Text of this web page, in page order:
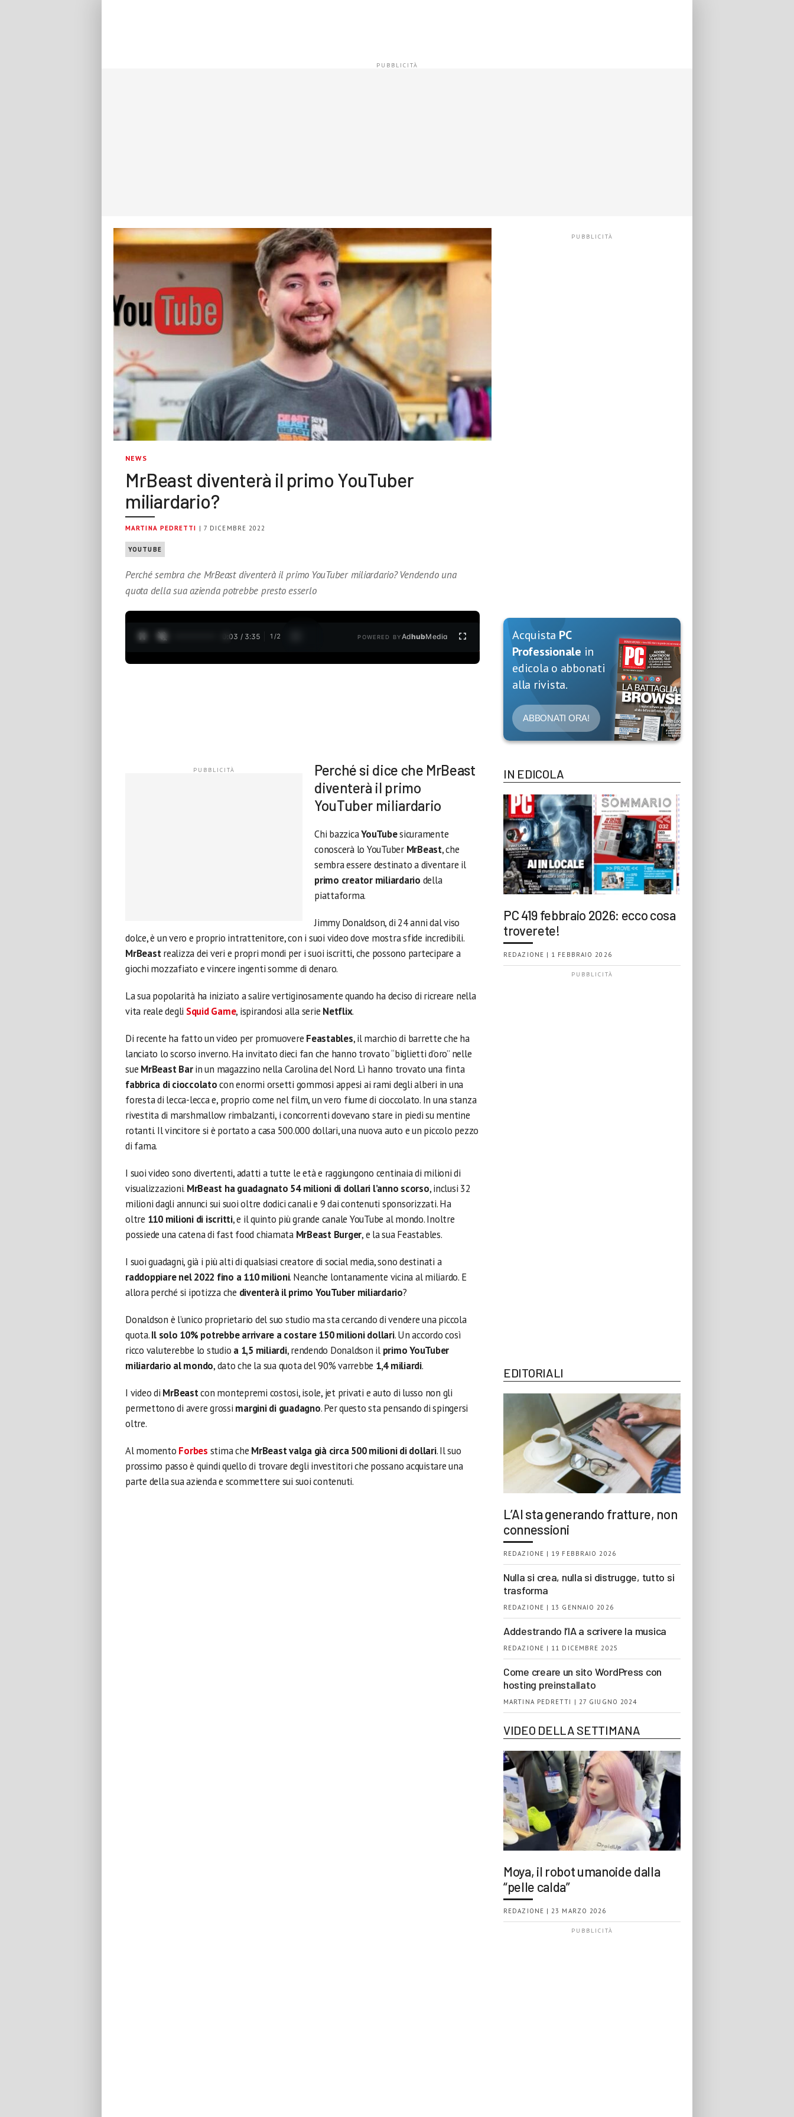
NEWS
MrBeast diventerà il primo YouTuber
miliardario?
MARTINA PEDRETTI | 7 DICEMBRE 2022
YOUTUBE
Perché sembra che MrBeast diventerà il primo YouTuber miliardario? Vendendo una
quota della sua azienda potrebbe presto esserlo
0:04 / 3:35 1 /2 POWERED BYAdhubMedia
Perché si dice che MrBeast
diventerà il primo
YouTuber miliardario
Chi bazzicaYouTubesicuramente
conoscerà lo YouTuber MrBeast, che
sembra essere destinato a diventare il
primo creator miliardario della
piattaforma.
Jimmy Donaldson, di 24 anni dal viso
dolce, è un vero e proprio intrattenitore, con i suoi video dove mostra sfide incredibili.
MrBeastrealizza dei veri e propri mondi per i suoi iscritti, che possono partecipare a
giochi mozzafiato e vincere ingenti somme di denaro.
La sua popolarità ha iniziato a salire vertiginosamente quando ha deciso di ricreare nella
vita reale degli Squid Game, ispirandosi alla serie Netflix.
Di recente ha fatto un video per promuovere Feastables, il marchio di barrette che ha
lanciato lo scorso inverno. Ha invitato dieci fan che hanno trovato “biglietti d’oro” nelle
sue MrBeast Barin un magazzino nella Carolina del Nord. Lì hanno trovato una finta
fabbrica di cioccolatocon enormi orsetti gommosi appesi ai rami degli alberi in una
foresta di lecca-lecca e, proprio come nel film, un vero fiume di cioccolato. In una stanza
rivestita di marshmallow rimbalzanti, i concorrenti dovevano stare in piedi su mentine
rotanti. Il vincitore si è portato a casa 500.000 dollari, una nuova auto e un piccolo pezzo
di fama.
I suoi video sono divertenti, adatti a tutte le età e raggiungono centinaia di milioni di
visualizzazioni. MrBeast ha guadagnato 54 milioni di dollari l’anno scorso, inclusi 32
milioni dagli annunci sui suoi oltre dodici canali e 9 dai contenuti sponsorizzati. Ha
oltre 110 milioni di iscritti, e il quinto più grande canale YouTube al mondo. Inoltre
possiede una catena di fast food chiamata MrBeast Burger, e la sua Feastables.
I suoi guadagni, già i più alti di qualsiasi creatore di social media, sono destinati a
raddoppiare nel 2022 fino a 110 milioni. Neanche lontanamente vicina al miliardo. E
allora perché si ipotizza che diventerà il primo YouTuber miliardario?
Donaldson è l’unico proprietario del suo studio ma sta cercando di vendere una piccola
quota.Il solo 10% potrebbe arrivare a costare 150 milioni dollari. Un accordo così
ricco valuterebbe lo studio a 1,5 miliardi, rendendo Donaldson il primo YouTuber
miliardario al mondo, dato che la sua quota del 90% varrebbe 1,4 miliardi.
I video di MrBeastcon montepremi costosi, isole, jet privati e auto di lusso non gli
permettono di avere grossi margini di guadagno. Per questo sta pensando di spingersi
oltre.
Al momento Forbes stima che MrBeast valga già circa 500 milioni di dollari. Il suo
prossimo passo è quindi quello di trovare degli investitori che possano acquistare una
parte della sua azienda e scommettere sui suoi contenuti.
Acquista PC
Professionale in
edicola o abbonati
alla rivista.
ABBONATI ORA!
IN EDICOLA
PC 419 febbraio 2026: ecco cosa
troverete!
REDAZIONE | 1 FEBBRAIO 2026
EDITORIALI
L’AI sta generando fratture, non
connessioni
REDAZIONE | 19 FEBBRAIO 2026
Nulla si crea, nulla si distrugge, tutto si
trasforma
REDAZIONE | 13 GENNAIO 2026
Addestrando l’IA a scrivere la musica
REDAZIONE | 11 DICEMBRE 2025
Come creare un sito WordPress con
hosting preinstallato
MARTINA PEDRETTI | 27 GIUGNO 2024
VIDEO DELLA SETTIMANA
Moya, il robot umanoide dalla
“pelle calda”
REDAZIONE | 23 MARZO 2026